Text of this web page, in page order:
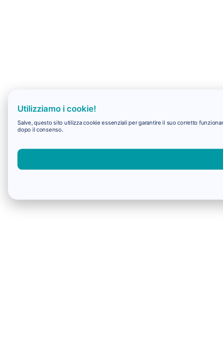
Utilizziamo i cookie!
Salve, questo sito utilizza cookie essenziali per garantire il suo corretto
dopo il consenso.